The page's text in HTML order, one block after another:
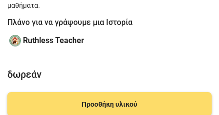
μαθήματα.
Πλάνο για να γράψουμε μια Ιστορία
Ruthless Teacher
δωρεάν
Προσθήκη υλικού